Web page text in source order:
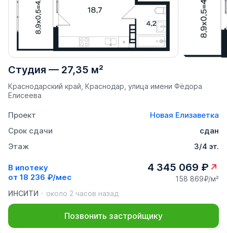
Студия — 27,35 м²
Краснодарский край, Краснодар, улица имени Фёдора
Елисеева
Проект
Новая Елизаветка
Срок сдачи
сдан
Этаж
3/4 эт.
В ипотеку
от 18 236 ₽/мес
4 345 069 ₽
158 869₽/м²
ИНСИТИ
около 2 часов назад
Позвонить застройщику